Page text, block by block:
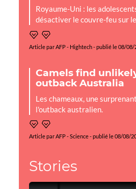
Royaume-Uni : les
désactiver le couvre-feu sur
Article par AFP - Hightech - publié le 08/08/
Camels find
outback Australia
Les chameaux, une
l'outback australien.
Article par AFP - Science - publié le 08/08/
Stories